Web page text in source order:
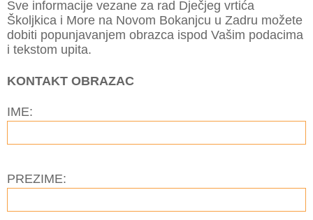
Sve informacije vezane za rad Dječjeg vrtića
Školjkica i More na Novom Bokanjcu u Zadru možete
dobiti popunjavanjem obrazca ispod Vašim podacima
i tekstom upita.
KONTAKT OBRAZAC
IME:
PREZIME: